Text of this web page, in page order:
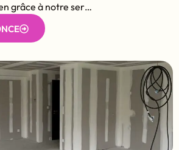
grâce à notre ser…